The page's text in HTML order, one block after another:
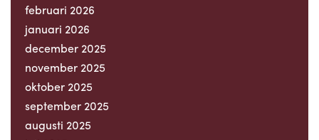
februari 2026
januari 2026
december 2025
november 2025
oktober 2025
september 2025
augusti 2025